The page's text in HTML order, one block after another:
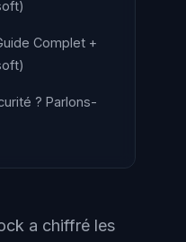
Complet +
? Parlons-
a chiffré les